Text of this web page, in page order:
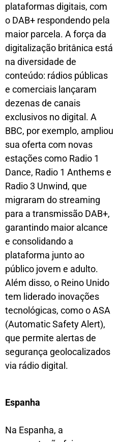
plataformas digitais, com
o DAB+ respondendo pela
maior parcela. A força da
digitalização britânica está
na diversidade de
conteúdo: rádios públicas
e comerciais lançaram
dezenas de canais
exclusivos no digital. A
BBC, por exemplo, ampliou
sua oferta com novas
estações como Radio 1
Dance, Radio 1 Anthems e
Radio 3 Unwind, que
migraram do streaming
para a transmissão DAB+,
garantindo maior alcance
e consolidando a
plataforma junto ao
público jovem e adulto.
Além disso, o Reino Unido
tem liderado inovações
tecnológicas, como o ASA
(Automatic Safety Alert),
que permite alertas de
segurança geolocalizados
via rádio digital.
Espanha
Na Espanha, a